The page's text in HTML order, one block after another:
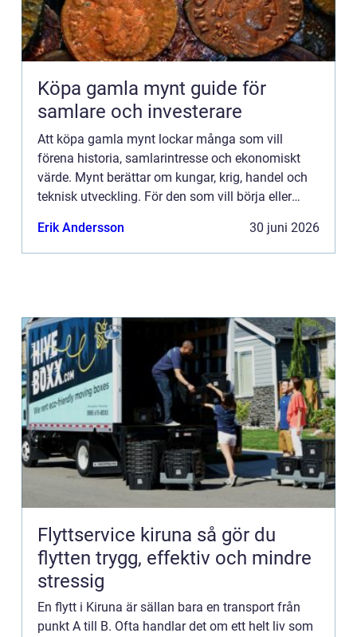
Köpa gamla mynt guide för
samlare och investerare
Att köpa gamla mynt lockar många som vill
förena historia, samlarintresse och ekonomiskt
värde. Mynt berättar om kungar, krig, handel och
teknisk utveckling. För den som vill börja eller
mynt är värda ...
Erik Andersson 30 juni 2026
Flyttservice kiruna så gör du
flytten trygg, effektiv och mindre
stressig
En flytt i Kiruna är sällan bara en transport från
punkt A till B. Ofta handlar det om ett helt liv som